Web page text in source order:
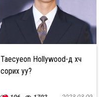
Taecyeon Hollywood-д хүч
сорих уу?